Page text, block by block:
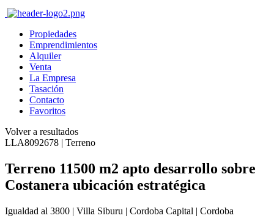
Propiedades
Emprendimientos
Alquiler
Venta
La Empresa
Tasación
Contacto
Favoritos
Volver a resultados
LLA8092678 | Terreno
Terreno 11500 m2 apto desarrollo sobre
Costanera ubicación estratégica
Igualdad al 3800 | Villa Siburu | Cordoba Capital | Cordoba